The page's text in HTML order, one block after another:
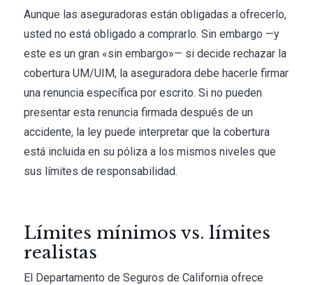
Aunque las aseguradoras están obligadas a ofrecerlo,
usted no está obligado a comprarlo. Sin embargo —y
este es un gran «sin embargo»— si decide rechazar la
cobertura UM/UIM, la aseguradora debe hacerle firmar
una renuncia específica por escrito. Si no pueden
presentar esta renuncia firmada después de un
accidente, la ley puede interpretar que la cobertura
está incluida en su póliza a los mismos niveles que
sus límites de responsabilidad.
Límites mínimos vs. límites
realistas
El Departamento de Seguros de California ofrece